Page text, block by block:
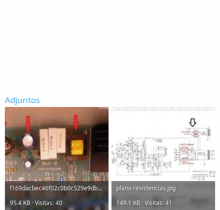
Adjuntos
f169dacbec46f02c0b0c529e9db2d-1000023.jpg
95.4 KB · Visitas: 40
plano resistencias.jpg
149.1 KB · Visitas: 41